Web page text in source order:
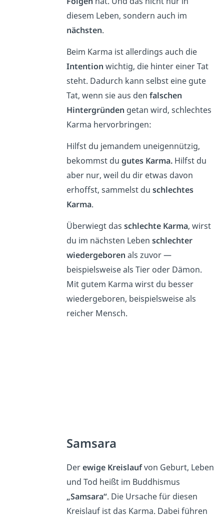
diesem Leben, sondern auch im
nächsten.
Beim Karma ist allerdings auch die
Intention wichtig, die hinter einer Tat
steht. Dadurch kann selbst eine gute
Tat, wenn sie aus den falschen
Hintergründen getan wird, schlechtes
Karma hervorbringen:
Hilfst du jemandem uneigennützig,
bekommst du gutes Karma.Hilfst du
aber nur, weil du dir etwas davon
erhoffst, sammelst du schlechtes
Karma.
Überwiegt das schlechte Karma, wirst
du im nächsten Leben schlechter
wiedergeboren als zuvor —
beispielsweise als Tier oder Dämon.
Mit gutem Karma wirst du besser
wiedergeboren, beispielsweise als
reicher Mensch.
Samsara
Derewige Kreislaufvon Geburt, Leben
und Tod heißt im Buddhismus
„Samsara“. Die Ursache für diesen
Kreislauf ist das Karma. Dabei führen